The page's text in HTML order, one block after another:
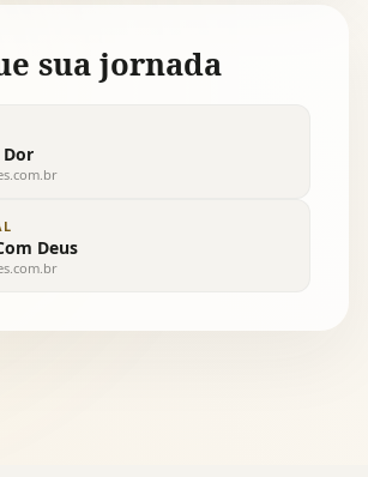
sua jornada
Dor
Deus